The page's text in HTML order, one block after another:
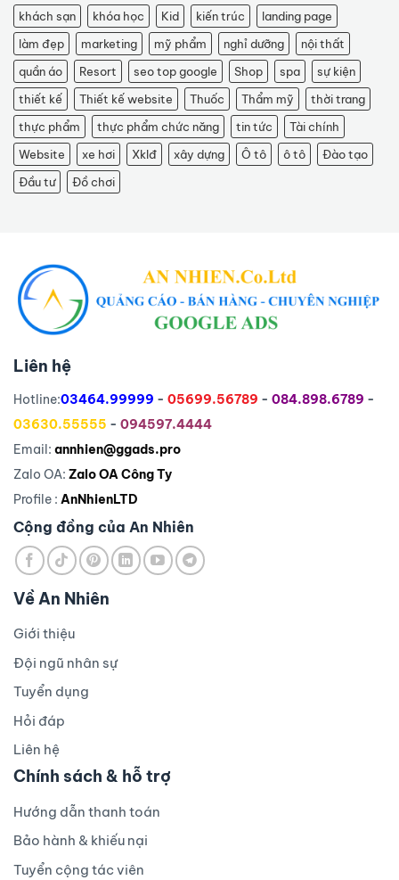
khách sạn khóa học Kid kiến trúc
landing page
làm đẹp
marketing mỹ phẩm nghỉ dưỡng
nội thất
quần áo
Resort seo top google Shop spa
sự kiện
thiết kế
Thiết kế website Thuốc Thẩm mỹ
thời trang
thực phẩm
thực phẩm chức năng tin tức
Tài chính
Website
xe hơi Xklđ xây dựng Ô tô ô tô
Đào tạo
Đầu tư
Đồ chơi
Liên hệ
Hotline:03464.99999 - 05699.56789 - 084.898.6789 -
03630.55555 - 094597.4444
Email: annhien@ggads.pro
Zalo OA: Zalo OA Công Ty
Profile : AnNhienLTD
Cộng đồng của An Nhiên
Về An Nhiên
Giới thiệu
Đội ngũ nhân sự
Tuyển dụng
Hỏi đáp
Liên hệ
Chính sách & hỗ trợ
Hướng dẫn thanh toán
Bảo hành & khiếu nại
Tuyển cộng tác viên